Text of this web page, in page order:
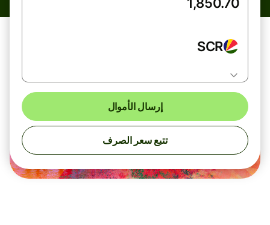
SCR
إرسال الأموال
تتبع سعر الصرف